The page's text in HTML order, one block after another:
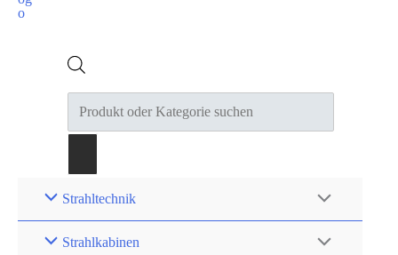
Products
Strahltechnik
Strahlkabinen